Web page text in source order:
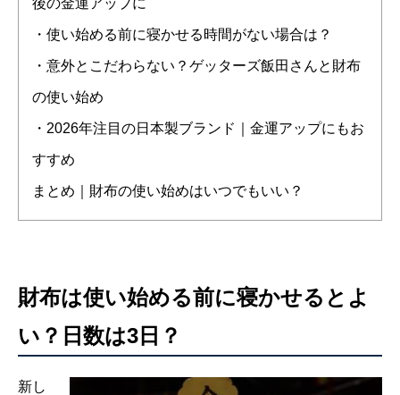
・使い始める前に寝かせる時間がない場合は？
・意外とこだわらない？ゲッターズ飯田さんと財布
の使い始め
・2026年注目の日本製ブランド｜金運アップにもお
すすめ
まとめ｜財布の使い始めはいつでもいい？
財布は使い始める前に寝かせるとよ
い？日数は3日？
新し